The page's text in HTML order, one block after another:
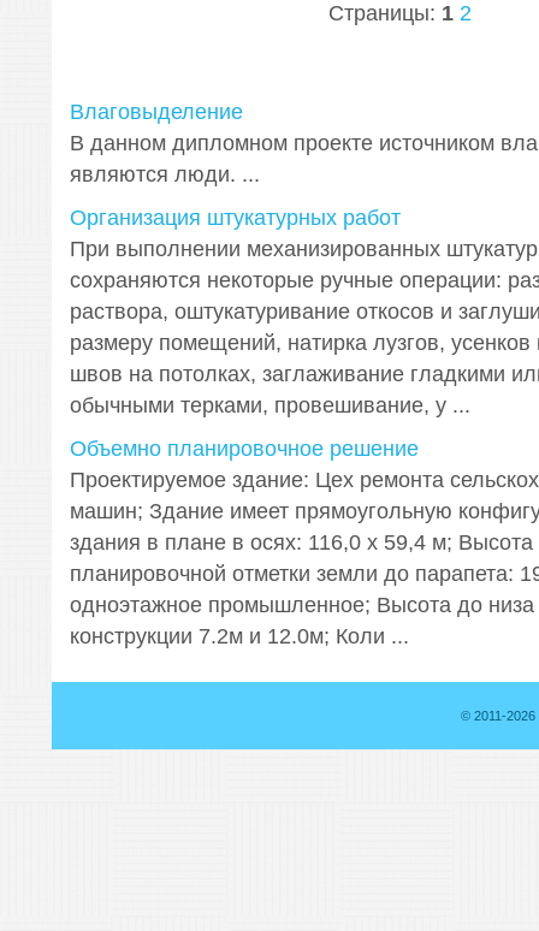
Страницы: 1 2
Влаговыделение
В данном дипломном проекте источником
являются люди. ...
Организация штукатурных работ
При выполнении механизированных
сохраняются некоторые ручные операции:
раствора, оштукатуривание откосов и
размеру помещений, натирка лузгов,
швов на потолках, заглаживание гладкими
обычными терками, провешивание, у ...
Объемно планировочное решение
Проектируемое здание: Цех ремонта
машин; Здание имеет прямоугольную
здания в плане в осях: 116,0 x 59,4 м; Высота
планировочной отметки земли до парапета:
одноэтажное промышленное; Высота до низа
конструкции 7.2м и 12.0м; Коли ...
© 2011-2026